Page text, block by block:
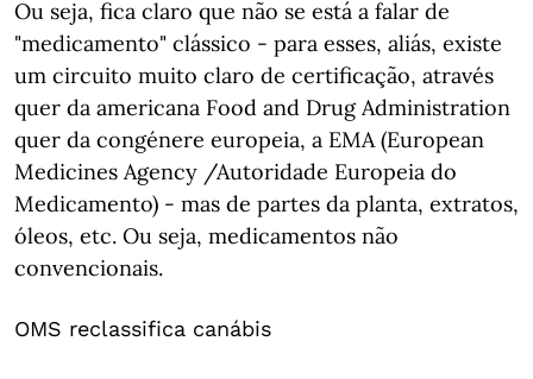
Ou seja, fica claro que não se está a falar de
"medicamento" clássico - para esses, aliás, existe
um circuito muito claro de certificação, através
quer da americana Food and Drug Administration
quer da congénere europeia, a EMA (European
Medicines Agency /Autoridade Europeia do
Medicamento) - mas de partes da planta, extratos,
óleos, etc. Ou seja, medicamentos não
convencionais.
OMS reclassifica canábis